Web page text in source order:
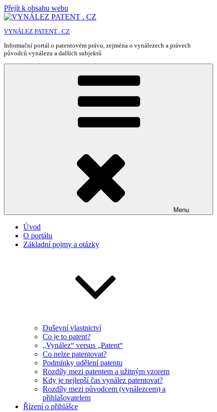
Přejít k obsahu webu
VYNÁLEZ PATENT . CZ
Informační portál o patentovém právu, zejména o vynálezech a právech
původců vynálezu a dalších subjektů
Menu
Úvod
O portálu
Základní pojmy a otázky
Duševní vlastnictví
Co je to patent?
„Vynález“ versus „Patent“
Co nelze patentovat?
Podmínky udělení patentu
Rozdíly mezi patentem a užitným vzorem
Kdy je nejlepší čas vynález patentovat?
Rozdíly mezi původcem (vynálezcem) a
přihlašovatelem
Řízení o přihlášce